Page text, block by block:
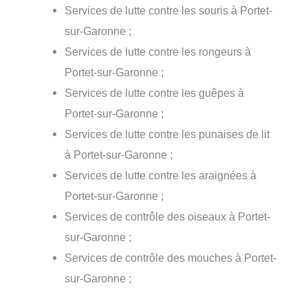
Services de lutte contre les souris à Portet-
sur-Garonne ;
Services de lutte contre les rongeurs à
Portet-sur-Garonne ;
Services de lutte contre les guêpes à
Portet-sur-Garonne ;
Services de lutte contre les punaises de lit
à Portet-sur-Garonne ;
Services de lutte contre les araignées à
Portet-sur-Garonne ;
Services de contrôle des oiseaux à Portet-
sur-Garonne ;
Services de contrôle des mouches à Portet-
sur-Garonne ;